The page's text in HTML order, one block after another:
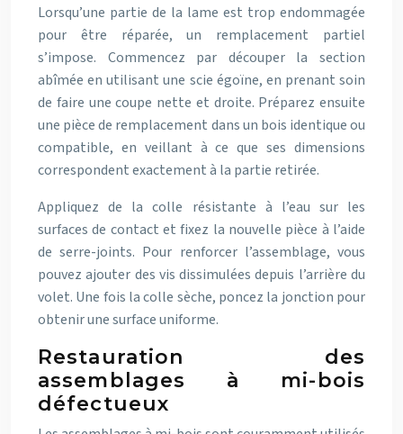
Lorsqu’une partie de la lame est trop endommagée
pour être réparée, un remplacement partiel
s’impose. Commencez par découper la section
abîmée en utilisant une scie égoïne, en prenant soin
de faire une coupe nette et droite. Préparez ensuite
une pièce de remplacement dans un bois identique ou
compatible, en veillant à ce que ses dimensions
correspondent exactement à la partie retirée.
Appliquez de la colle résistante à l’eau sur les
surfaces de contact et fixez la nouvelle pièce à l’aide
de serre-joints. Pour renforcer l’assemblage, vous
pouvez ajouter des vis dissimulées depuis l’arrière du
volet. Une fois la colle sèche, poncez la jonction pour
obtenir une surface uniforme.
Restauration des
assemblages à mi-bois
défectueux